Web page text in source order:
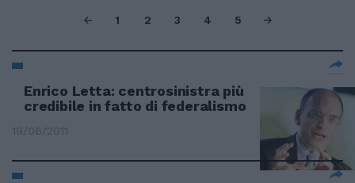
1 2 3 4 5
Enrico Letta: centrosinistra più
credibile in fatto di federalismo
19/06/2011